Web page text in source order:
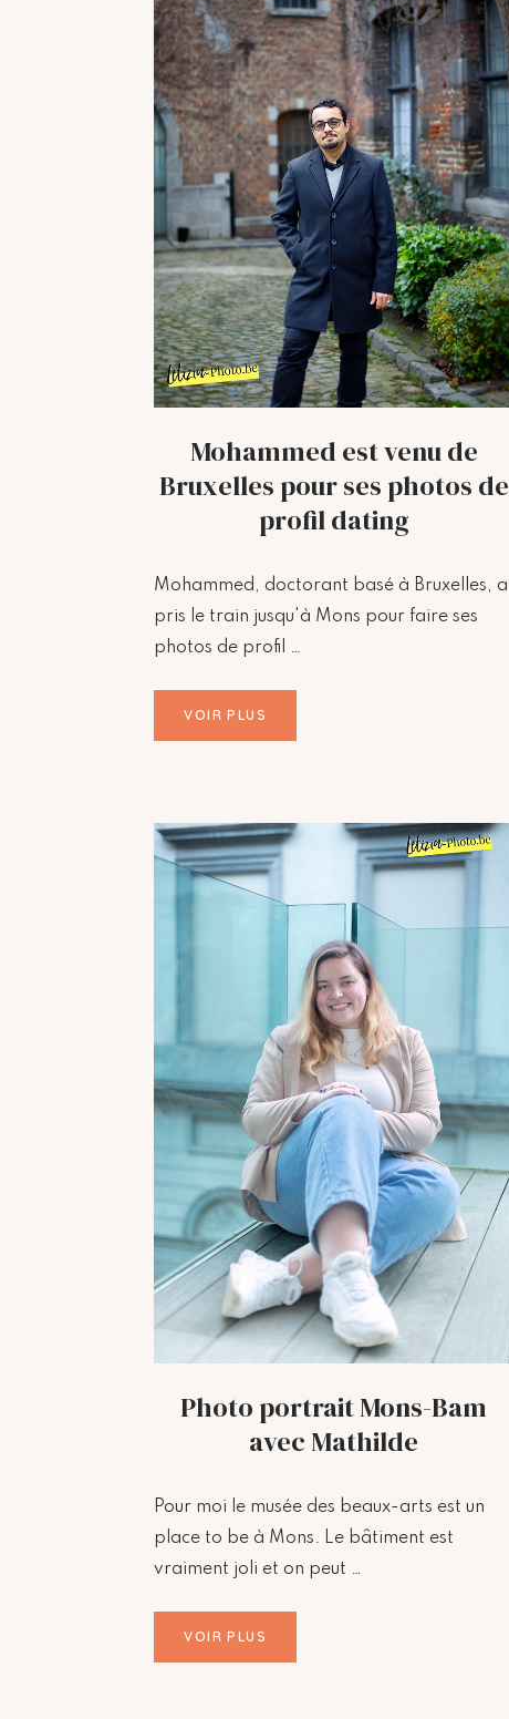
Mohammed est venu de
Bruxelles pour ses photos de
profil dating
Mohammed, doctorant basé à Bruxelles, a
pris le train jusqu'à Mons pour faire ses
photos de profil …
VOIR PLUS
Photo portrait Mons-Bam
avec Mathilde
Pour moi le musée des beaux-arts est un
place to be à Mons. Le bâtiment est
vraiment joli et on peut …
VOIR PLUS